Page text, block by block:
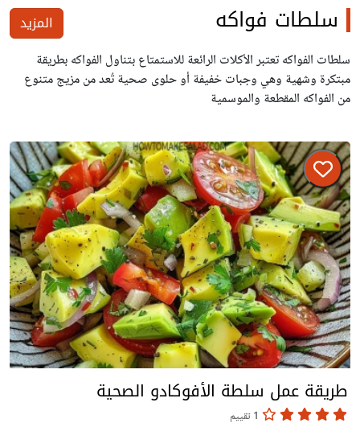
سلطات فواكه المزيد
سلطات الفواكه تعتبر الأكلات الرائعة للاستمتاع بتناول الفواكه بطريقة
مبتكرة وشهية وهي وجبات خفيفة أو حلوى صحية تُعد من مزيج متنوع
من الفواكه المقطعة والموسمية
طريقة عمل سلطة الأفوكادو الصحية
1 تقييم